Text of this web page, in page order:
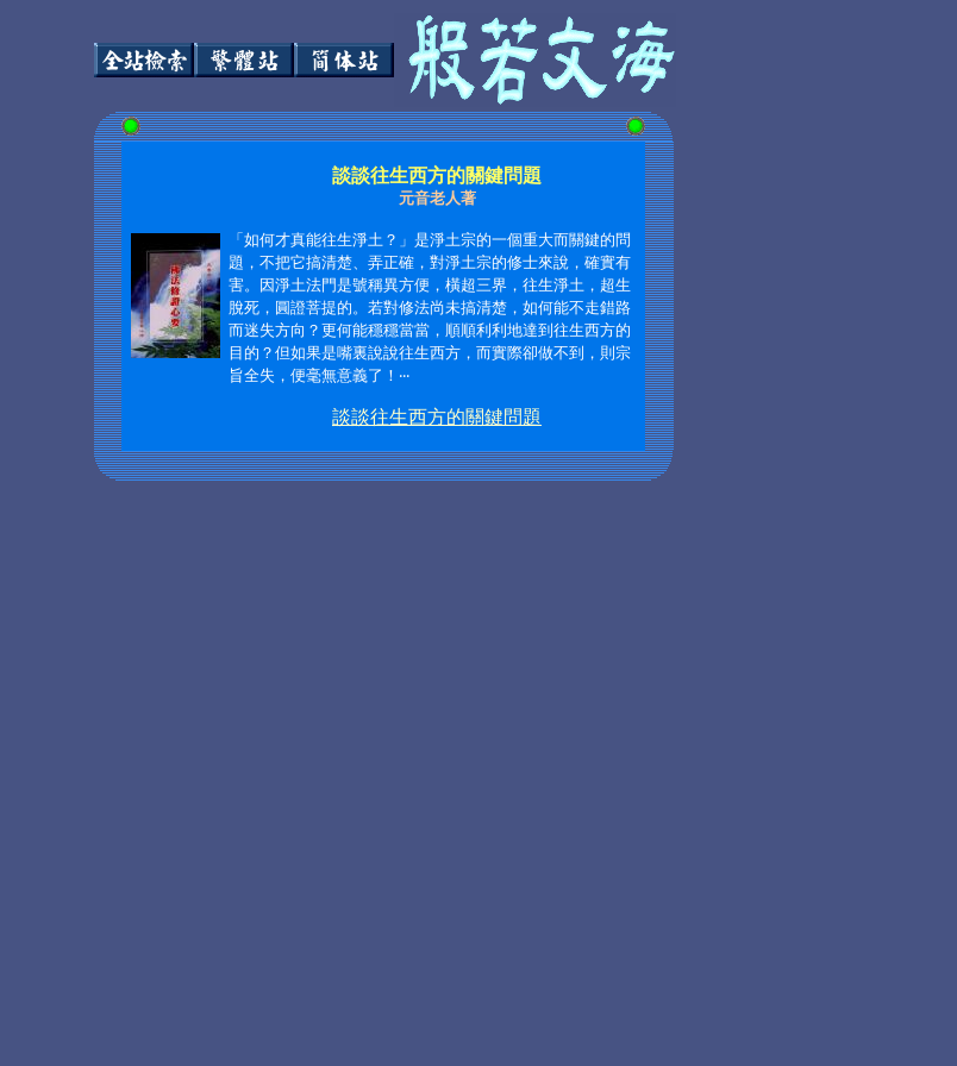
談談往生西方的關鍵問題
元音老人著
「如何才真能往生淨土？」是淨土宗的一個重大而關鍵的問
題，不把它搞清楚、弄正確，對淨土宗的修士來說，確實有
害。因淨土法門是號稱異方便，橫超三界，往生淨土，超生
脫死，圓證菩提的。若對修法尚未搞清楚，如何能不走錯路
而迷失方向？更何能穩穩當當，順順利利地達到往生西方的
目的？但如果是嘴裏說說往生西方，而實際卻做不到，則宗
旨全失，便毫無意義了！‧‧‧
談談往生西方的關鍵問題